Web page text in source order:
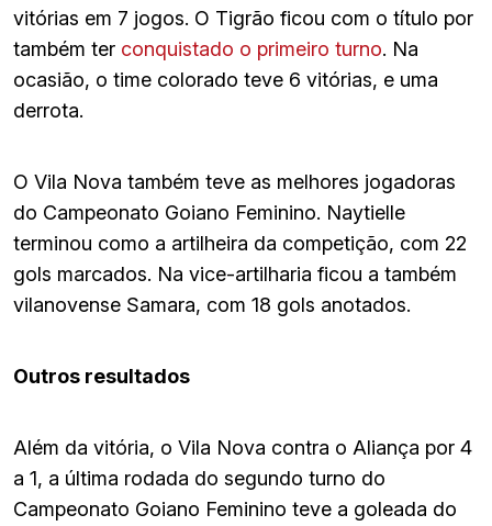
vitórias em 7 jogos. O Tigrão ficou com o título por
também ter conquistado o primeiro turno. Na
ocasião, o time colorado teve 6 vitórias, e uma
derrota.
O Vila Nova também teve as melhores jogadoras
do Campeonato Goiano Feminino. Naytielle
terminou como a artilheira da competição, com 22
gols marcados. Na vice-artilharia ficou a também
vilanovense Samara, com 18 gols anotados.
Outros resultados
Além da vitória, o Vila Nova contra o Aliança por 4
a 1, a última rodada do segundo turno do
Campeonato Goiano Feminino teve a goleada do